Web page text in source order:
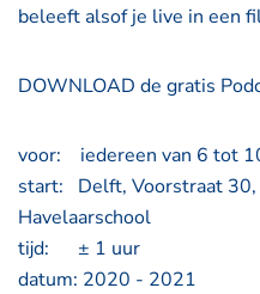
beleeft alsof je live in een
DOWNLOAD de gratis
voor: iedereen van 6 tot
start: Delft, Voorstraat 30,
Havelaarschool
tijd: ± 1 uur
datum: 2020 - 2021